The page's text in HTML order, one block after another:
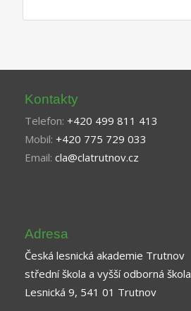
Kontakty
Telefon: +420 499 811 413
Mobil: +420 775 729 033
Email: cla@clatrutnov.cz
Adresa
Česká lesnická akademie Trutnov
střední škola a vyšší odborná škola
Lesnická 9, 541 01 Trutnov